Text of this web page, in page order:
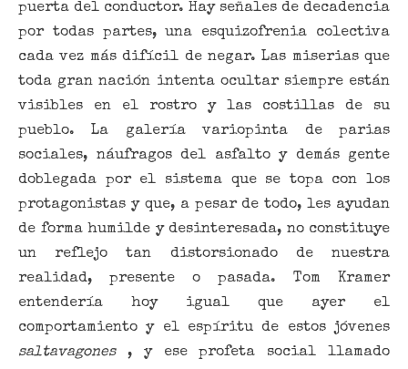
puerta del conductor. Hay señales de decadencia
por todas partes, una esquizofrenia colectiva
cada vez más difícil de negar. Las miserias que
toda gran nación intenta ocultar siempre están
visibles en el rostro y las costillas de su
pueblo. La galería variopinta de parias
sociales, náufragos del asfalto y demás gente
doblegada por el sistema que se topa con los
protagonistas y que, a pesar de todo, les ayudan
de forma humilde y desinteresada, no constituye
un reflejo tan distorsionado de nuestra
realidad, presente o pasada. Tom Kramer
entendería hoy igual que ayer el
comportamiento y el espíritu de estos jóvenes
saltavagones, y ese profeta social llamado